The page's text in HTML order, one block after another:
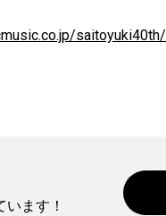
saitoyuki40th/
ます！